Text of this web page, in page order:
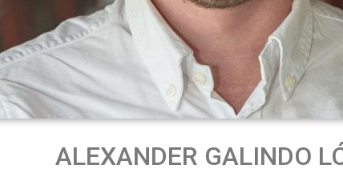
ALEXANDER GALINDO